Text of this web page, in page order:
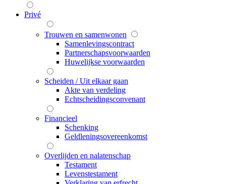
Privé
Trouwen en samenwonen
Samenlevingscontract
Partnerschapsvoorwaarden
Huwelijkse voorwaarden
Scheiden / Uit elkaar gaan
Akte van verdeling
Echtscheidingsconvenant
Financieel
Schenking
Geldleningsovereenkomst
Overlijden en nalatenschap
Testament
Levenstestament